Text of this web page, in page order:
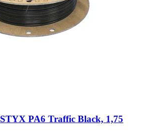
STYX PA6 Traffic Black, 1,75